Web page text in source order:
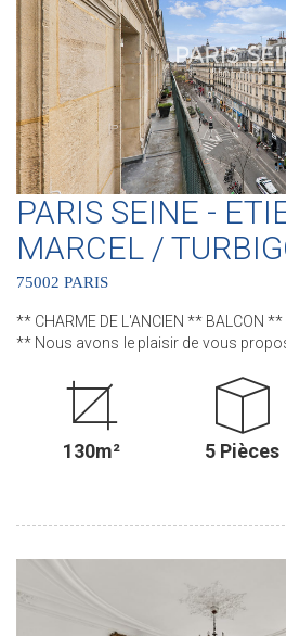
Coeur de Paris !! et 3 Agences dans le 6ème arrondissement :
Agence Cherche-Midi - 59 rue du
Sèvres/Vaneau - 85 rue de Sèvres -
Germain - 83 rue de Rennes - PARIS 6 (ACHAT - VENTE - LOCATION
- GESTION - SUCCESSION -
PARIS SEINE -
MARCEL /
75002 PARIS
** CHARME DE L'ANCIEN ** BALCON **
** Nous avons le plaisir de vous proposer un appartement familial
de tout le CHARME et du CACHET de
ses moulures et ses cheminées D'une superficie de 130 m² et
10m² de BALCON filant, ce bien situé
ASCENSEUR comprend : une entrée,
une cuisine séparée, trois chambres,
une salle d'eau et des water-closets
Saint-Roch - PARIS 1 Agence Cherche-
- PARIS 6 Agence Sèvres/Vaneau -
Agence Rennes/Saint-Germain - 83
Agence Champ de Mars - 38 avenue
130m² 5 Pièces